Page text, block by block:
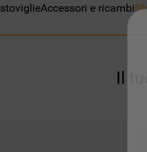
Accessori e ricambi
Il